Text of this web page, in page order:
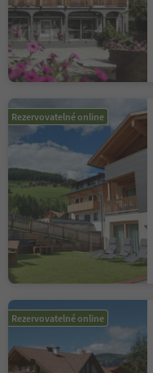
Rezervovatelné online
Rezervovatelné online